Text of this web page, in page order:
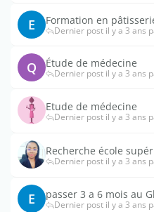
E Formation en
Dernier post il y a 3 ans
Q Étude de médecine
Dernier post il y a 3 ans
Etude de médecine
Dernier post il y a 3 ans
Recherche école
Dernier post il y a 3 ans
E passer 3 a 6 mois au
Dernier post il y a 3 ans